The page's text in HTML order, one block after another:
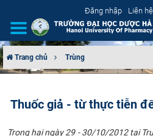
Đăng nhập Liên hệ
CƠ CẤU TỔ CHỨC
Trang chủ Trùng
Thuốc giả - từ thực tiễn
​Trong hai ngày 29 - 30/10/2012 tại